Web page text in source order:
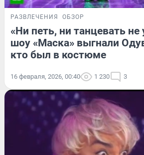
РАЗВЛЕЧЕНИЯ ОБЗОР
«Ни петь, ни танцевать не
шоу «Маска» выгнали
кто был в костюме
16 февраля, 2026, 00:40 1 230 3